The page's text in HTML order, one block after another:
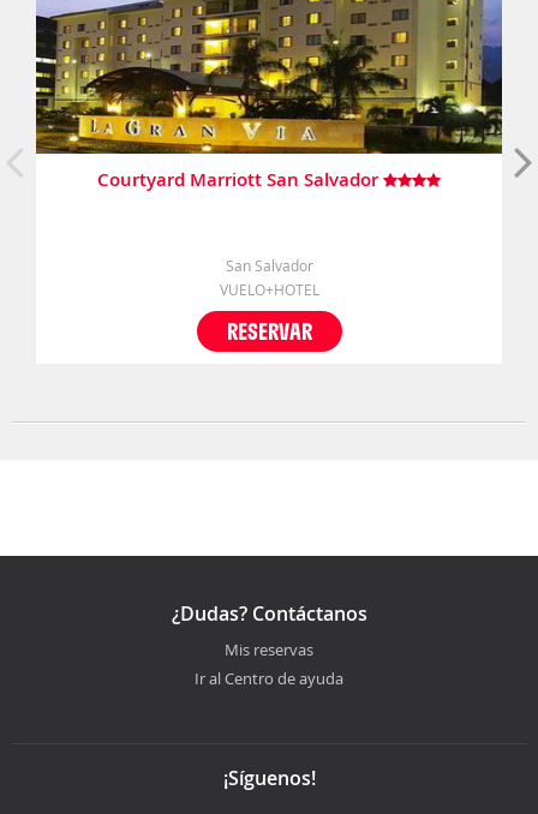
Courtyard Marriott San Salvador
San Salvador
VUELO+HOTEL
RESERVAR
¿Dudas? Contáctanos
Mis reservas
Ir al Centro de ayuda
¡Síguenos!